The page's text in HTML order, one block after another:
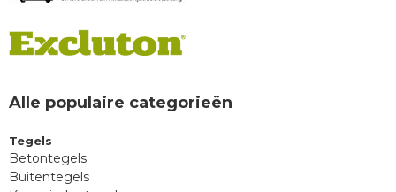
Alle populaire categorieën
Tegels
Betontegels
Buitentegels